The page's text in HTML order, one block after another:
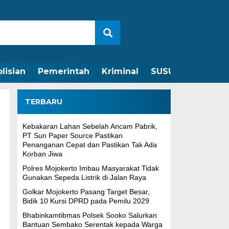
Pemerintah Kriminal SUSUNAN
TERBARU
Kebakaran Lahan Sebelah Ancam Pabrik,
PT Sun Paper Source Pastikan
Penanganan Cepat dan Pastikan Tak Ada
Korban Jiwa
Polres Mojokerto Imbau Masyarakat Tidak
Gunakan Sepeda Listrik di Jalan Raya
Golkar Mojokerto Pasang Target Besar,
Bidik 10 Kursi DPRD pada Pemilu 2029
Bhabinkamtibmas Polsek Sooko Salurkan
Bantuan Sembako Serentak kepada Warga